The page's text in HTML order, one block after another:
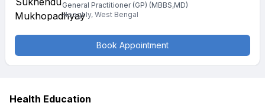
General Practitioner (GP) (MBBS,MD)
Hooghly, West Bengal
Book Appointment
Health Education